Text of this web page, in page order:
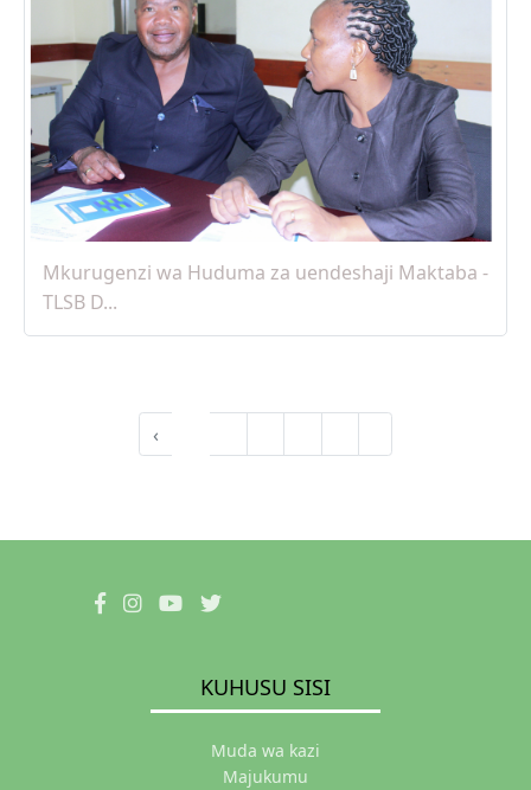
25 Apr, 2025
Mkurugenzi wa Huduma za uendeshaji Maktaba -
TLSB D...
‹
KUHUSU SISI
Muda wa kazi
Majukumu